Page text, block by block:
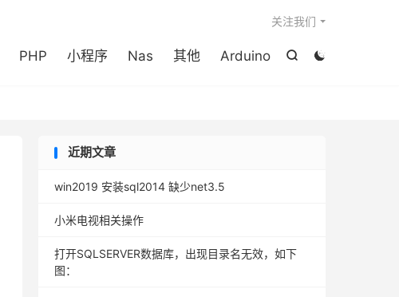


PHP 小程序 Nas 其他 Arduino
关注我们
近期文章
win2019 安装sql2014 缺少net3.5
小米电视相关操作
打开SQLSERVER数据库，出现目录名无效，如下
图：